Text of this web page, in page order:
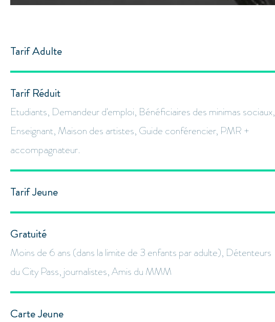
Tarif Adulte
Tarif Réduit
Etudiants, Demandeur d'emploi, Bénéficiaires des minimas sociaux,
Enseignant, Maison des artistes, Guide conférencier, PMR +
accompagnateur.
Tarif Jeune
Gratuité
Moins de 6 ans (dans la limite de 3 enfants par adulte), Détenteurs
du City Pass, journalistes, Amis du MMM
Carte Jeune